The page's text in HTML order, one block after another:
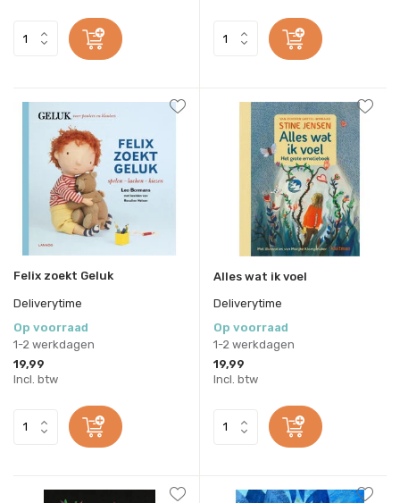
Felix zoekt Geluk
Deliverytime
Op voorraad
1-2 werkdagen
19,99
Incl. btw
Alles wat ik voel
Deliverytime
Op voorraad
1-2 werkdagen
19,99
Incl. btw